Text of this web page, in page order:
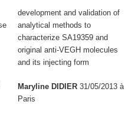
development and validation of
analytical methods to
characterize SA19359 and
original anti-VEGH molecules
and its injecting form
Maryline DIDIER 31/05/2013 à
Paris